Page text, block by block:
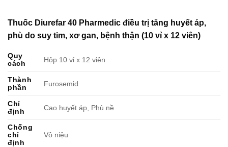
Thuốc Diurefar 40 Pharmedic điều trị tăng huyết áp,
phù do suy tim, xơ gan, bệnh thận (10 vỉ x 12 viên)
Quy
cách
Hộp 10 vỉ x 12 viên
Thành
phần
Furosemid
Chỉ
định
Cao huyết áp, Phù nề
Chống
chỉ
định
Vô niệu